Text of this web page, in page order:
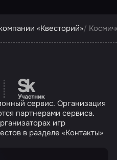
«Квесторий»
Перейти на сайт
сервис. Организация
партнерами сервиса.
игр
в разделе «Контакты»